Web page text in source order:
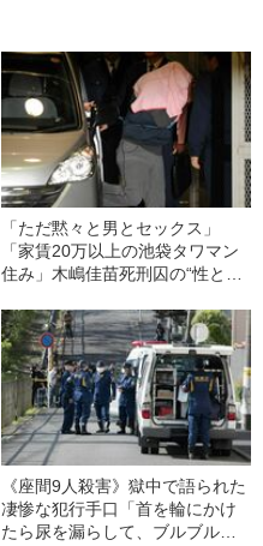
「ただ黙々と男とセックス」
「家賃20万以上の池袋タワマン
住み」木嶋佳苗死刑囚の“性とお
《座間9人殺害》獄中で語られた
凄惨な犯行手口「首を輪にかけ
たら尿を漏らして、ブルブル、